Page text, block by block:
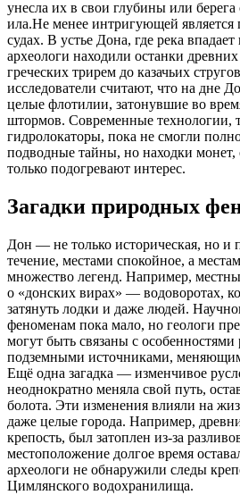
унесла их в свои глубины или
ила.Не менее интригующей является
судах. В устье Дона, где река
археологи находили останки
греческих трирем до казачьих
исследователи считают, что на дне
целые флотилии, затонувшие во
штормов. Современные технологии,
гидролокаторы, пока не смогли
подводные тайны, но находки
только подогревают интерес.
Загадки природных
Дон — не только историческая, но и
течение, местами спокойное, а
множество легенд. Например,
о «донских вирах» — водоворотах,
затянуть лодки и даже людей.
феноменам пока мало, но геологи
могут быть связаны с особенностями
подземными источниками,
Ещё одна загадка — изменчивое
неоднократно меняла свой путь,
болота. Эти изменения влияли на
даже целые города. Например,
крепость, был затоплен из-за
местоположение долгое время
археологи не обнаружили следы
Цимлянского водохранилища.